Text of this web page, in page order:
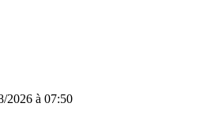
2026 à 07:50